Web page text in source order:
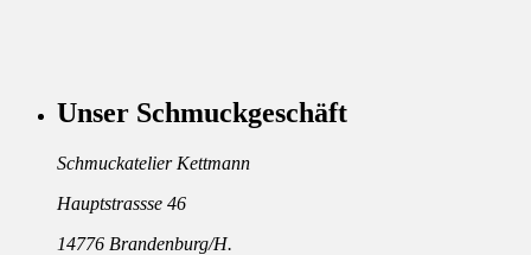
Unser Schmuckgeschäft
Schmuckatelier Kettmann
Hauptstrassse 46
14776 Brandenburg/H.